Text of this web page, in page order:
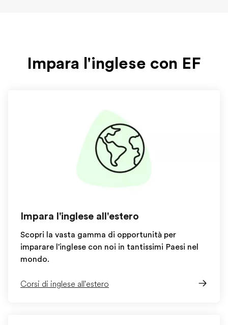
Impara l'inglese con EF
Impara l'inglese all'estero
Scopri la vasta gamma di opportunità per
imparare l'inglese con noi in tantissimi Paesi nel
mondo.
Corsi di inglese all'estero